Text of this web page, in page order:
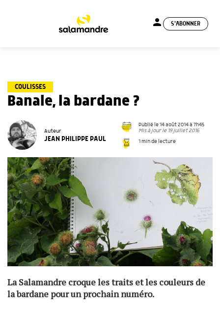
person S'ABONNER
COULISSES
Banale, la bardane ?
Auteur
JEAN PHILIPPE PAUL
Publié le 14 août 2014 à 7h45
Mis à jour le 19 juillet 2016
1 min de lecture
La Salamandre croque les traits et les couleurs de
la bardane pour un prochain numéro.